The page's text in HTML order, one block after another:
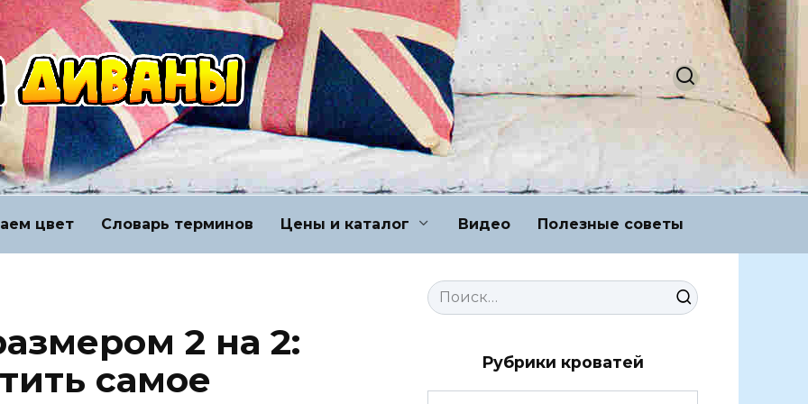
цвет Словарь терминов Цены и каталог Видео Полезные советы
2 на 2:
самое
Search
for:
Рубрики кроватей